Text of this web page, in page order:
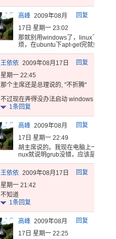
回复
高峰 2009年08月
17日 星期一 23:02
那就别用windows了，linux下编
烦 ，在ubuntu下apt-get完就好使
回复
王依依 2009年08月17日
星期一 22:45
那个主席还是总理说的, "不折腾"
不过现在弄得没办法启动 windows 了... 可
1条回复
回复
高峰 2009年08月
17日 星期一 22:49
胡主席说的。我现在电脑上一个U
nux就说明grub没错，应该是menu
回复
王依依 2009年08月17日
星期一 21:42
不知道
1条回复
回复
高峰 2009年08月
17日 星期一 22:25